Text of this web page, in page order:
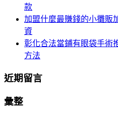
款
加盟什麼最賺錢的小攤販
資
彰化合法當鋪有眼袋手術
方法
近期留言
彙整